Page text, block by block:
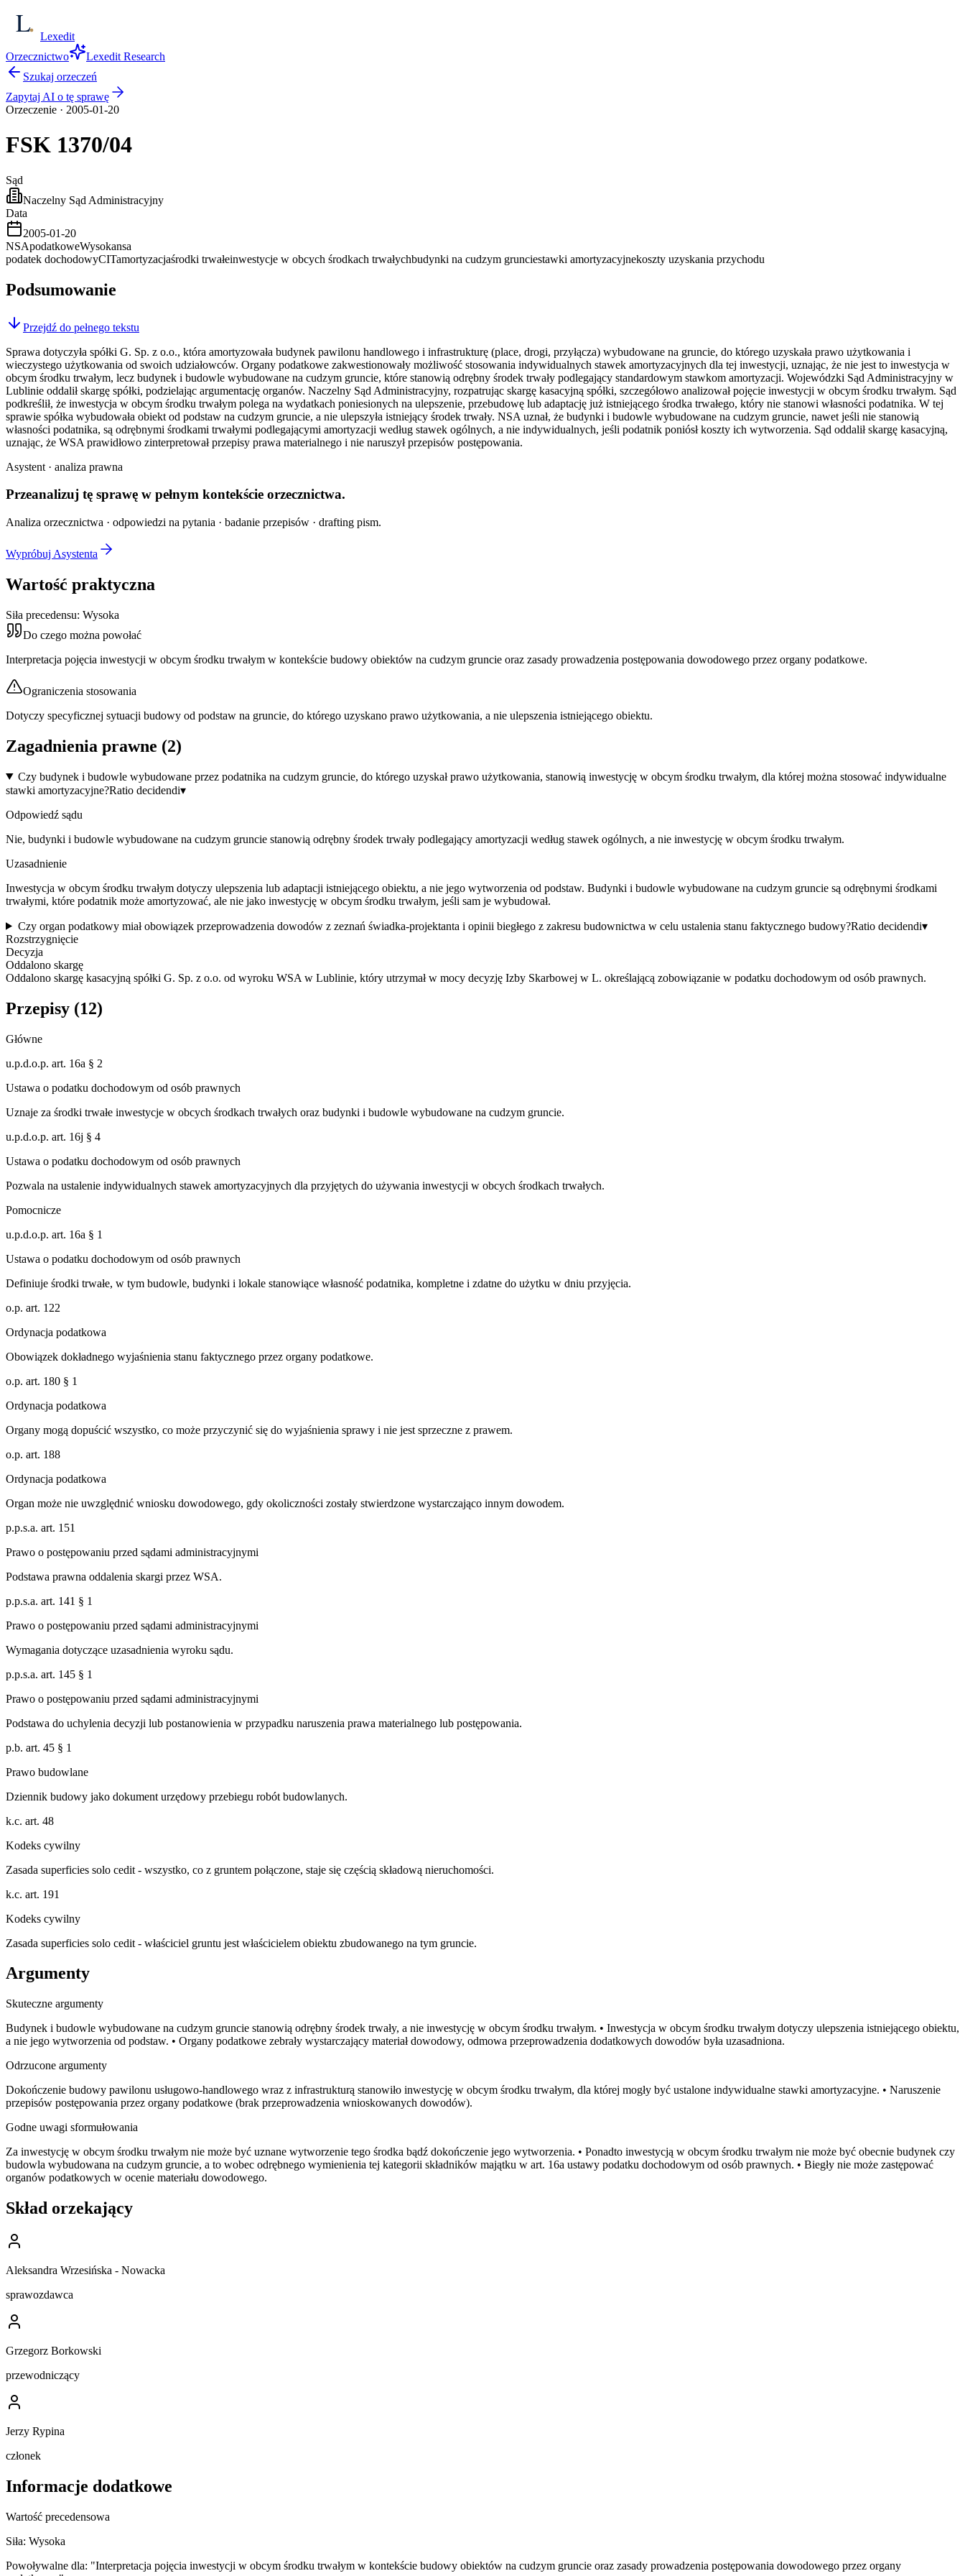
Lexedit
Orzecznictwo
Lexedit Research
Szukaj orzeczeń
Zapytaj AI o tę sprawę
Orzeczenie · 2005-01-20
FSK 1370/04
Sąd
Naczelny Sąd Administracyjny
Data
2005-01-20
NSApodatkoweWysokansa
podatek dochodowyCITamortyzacjaśrodki trwałeinwestycje w obcych środkach trwałychbudynki na cudzym grunciestawki amortyzacyjnekoszty uzyskania przychodu
Podsumowanie
Przejdź do pełnego tekstu
Sprawa dotyczyła spółki G. Sp. z o.o., która amortyzowała budynek pawilonu handlowego i infrastrukturę (place, drogi, przyłącza) wybudowane na gruncie, do którego uzyskała prawo użytkowania i
wieczystego użytkowania od swoich udziałowców. Organy podatkowe zakwestionowały możliwość stosowania indywidualnych stawek amortyzacyjnych dla tej inwestycji, uznając, że nie jest to inwestycja w
obcym środku trwałym, lecz budynek i budowle wybudowane na cudzym gruncie, które stanowią odrębny środek trwały podlegający standardowym stawkom amortyzacji. Wojewódzki Sąd Administracyjny w
Lublinie oddalił skargę spółki, podzielając argumentację organów. Naczelny Sąd Administracyjny, rozpatrując skargę kasacyjną spółki, szczegółowo analizował pojęcie inwestycji w obcym środku trwałym. Sąd
podkreślił, że inwestycja w obcym środku trwałym polega na wydatkach poniesionych na ulepszenie, przebudowę lub adaptację już istniejącego środka trwałego, który nie stanowi własności podatnika. W tej
sprawie spółka wybudowała obiekt od podstaw na cudzym gruncie, a nie ulepszyła istniejący środek trwały. NSA uznał, że budynki i budowle wybudowane na cudzym gruncie, nawet jeśli nie stanowią
własności podatnika, są odrębnymi środkami trwałymi podlegającymi amortyzacji według stawek ogólnych, a nie indywidualnych, jeśli podatnik poniósł koszty ich wytworzenia. Sąd oddalił skargę kasacyjną,
uznając, że WSA prawidłowo zinterpretował przepisy prawa materialnego i nie naruszył przepisów postępowania.
Asystent · analiza prawna
Przeanalizuj tę sprawę w pełnym kontekście orzecznictwa.
Analiza orzecznictwa · odpowiedzi na pytania · badanie przepisów · drafting pism.
Wypróbuj Asystenta
Wartość praktyczna
Siła precedensu: Wysoka
Do czego można powołać
Interpretacja pojęcia inwestycji w obcym środku trwałym w kontekście budowy obiektów na cudzym gruncie oraz zasady prowadzenia postępowania dowodowego przez organy podatkowe.
Ograniczenia stosowania
Dotyczy specyficznej sytuacji budowy od podstaw na gruncie, do którego uzyskano prawo użytkowania, a nie ulepszenia istniejącego obiektu.
Zagadnienia prawne (2)
Czy budynek i budowle wybudowane przez podatnika na cudzym gruncie, do którego uzyskał prawo użytkowania, stanowią inwestycję w obcym środku trwałym, dla której można stosować indywidualne
stawki amortyzacyjne?Ratio decidendi▾
Odpowiedź sądu
Nie, budynki i budowle wybudowane na cudzym gruncie stanowią odrębny środek trwały podlegający amortyzacji według stawek ogólnych, a nie inwestycję w obcym środku trwałym.
Uzasadnienie
Inwestycja w obcym środku trwałym dotyczy ulepszenia lub adaptacji istniejącego obiektu, a nie jego wytworzenia od podstaw. Budynki i budowle wybudowane na cudzym gruncie są odrębnymi środkami
trwałymi, które podatnik może amortyzować, ale nie jako inwestycję w obcym środku trwałym, jeśli sam je wybudował.
Czy organ podatkowy miał obowiązek przeprowadzenia dowodów z zeznań świadka-projektanta i opinii biegłego z zakresu budownictwa w celu ustalenia stanu faktycznego budowy?Ratio decidendi▾
Rozstrzygnięcie
Decyzja
Oddalono skargę
Oddalono skargę kasacyjną spółki G. Sp. z o.o. od wyroku WSA w Lublinie, który utrzymał w mocy decyzję Izby Skarbowej w L. określającą zobowiązanie w podatku dochodowym od osób prawnych.
Przepisy (12)
Główne
u.p.d.o.p. art. 16a § 2
Ustawa o podatku dochodowym od osób prawnych
Uznaje za środki trwałe inwestycje w obcych środkach trwałych oraz budynki i budowle wybudowane na cudzym gruncie.
u.p.d.o.p. art. 16j § 4
Ustawa o podatku dochodowym od osób prawnych
Pozwala na ustalenie indywidualnych stawek amortyzacyjnych dla przyjętych do używania inwestycji w obcych środkach trwałych.
Pomocnicze
u.p.d.o.p. art. 16a § 1
Ustawa o podatku dochodowym od osób prawnych
Definiuje środki trwałe, w tym budowle, budynki i lokale stanowiące własność podatnika, kompletne i zdatne do użytku w dniu przyjęcia.
o.p. art. 122
Ordynacja podatkowa
Obowiązek dokładnego wyjaśnienia stanu faktycznego przez organy podatkowe.
o.p. art. 180 § 1
Ordynacja podatkowa
Organy mogą dopuścić wszystko, co może przyczynić się do wyjaśnienia sprawy i nie jest sprzeczne z prawem.
o.p. art. 188
Ordynacja podatkowa
Organ może nie uwzględnić wniosku dowodowego, gdy okoliczności zostały stwierdzone wystarczająco innym dowodem.
p.p.s.a. art. 151
Prawo o postępowaniu przed sądami administracyjnymi
Podstawa prawna oddalenia skargi przez WSA.
p.p.s.a. art. 141 § 1
Prawo o postępowaniu przed sądami administracyjnymi
Wymagania dotyczące uzasadnienia wyroku sądu.
p.p.s.a. art. 145 § 1
Prawo o postępowaniu przed sądami administracyjnymi
Podstawa do uchylenia decyzji lub postanowienia w przypadku naruszenia prawa materialnego lub postępowania.
p.b. art. 45 § 1
Prawo budowlane
Dziennik budowy jako dokument urzędowy przebiegu robót budowlanych.
k.c. art. 48
Kodeks cywilny
Zasada superficies solo cedit - wszystko, co z gruntem połączone, staje się częścią składową nieruchomości.
k.c. art. 191
Kodeks cywilny
Zasada superficies solo cedit - właściciel gruntu jest właścicielem obiektu zbudowanego na tym gruncie.
Argumenty
Skuteczne argumenty
Budynek i budowle wybudowane na cudzym gruncie stanowią odrębny środek trwały, a nie inwestycję w obcym środku trwałym. • Inwestycja w obcym środku trwałym dotyczy ulepszenia istniejącego obiektu,
a nie jego wytworzenia od podstaw. • Organy podatkowe zebrały wystarczający materiał dowodowy, odmowa przeprowadzenia dodatkowych dowodów była uzasadniona.
Odrzucone argumenty
Dokończenie budowy pawilonu usługowo-handlowego wraz z infrastrukturą stanowiło inwestycję w obcym środku trwałym, dla której mogły być ustalone indywidualne stawki amortyzacyjne. • Naruszenie
przepisów postępowania przez organy podatkowe (brak przeprowadzenia wnioskowanych dowodów).
Godne uwagi sformułowania
Za inwestycję w obcym środku trwałym nie może być uznane wytworzenie tego środka bądź dokończenie jego wytworzenia. • Ponadto inwestycją w obcym środku trwałym nie może być obecnie budynek czy
budowla wybudowana na cudzym gruncie, a to wobec odrębnego wymienienia tej kategorii składników majątku w art. 16a ustawy podatku dochodowym od osób prawnych. • Biegły nie może zastępować
organów podatkowych w ocenie materiału dowodowego.
Skład orzekający
Aleksandra Wrzesińska - Nowacka
sprawozdawca
Grzegorz Borkowski
przewodniczący
Jerzy Rypina
członek
Informacje dodatkowe
Wartość precedensowa
Siła: Wysoka
Powoływalne dla: "Interpretacja pojęcia inwestycji w obcym środku trwałym w kontekście budowy obiektów na cudzym gruncie oraz zasady prowadzenia postępowania dowodowego przez organy